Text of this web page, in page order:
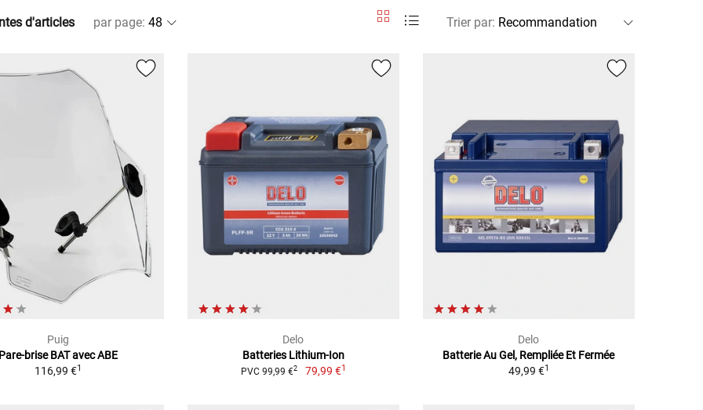
d'articles par page: Trier par:
Puig
brise BAT avec ABE
116,99 €1
Delo
Batteries Lithium-Ion
PVC 99,99 €2 79,99 €1
Delo
Batterie Au Gel, Rempliée Et Fermée
49,99 €1